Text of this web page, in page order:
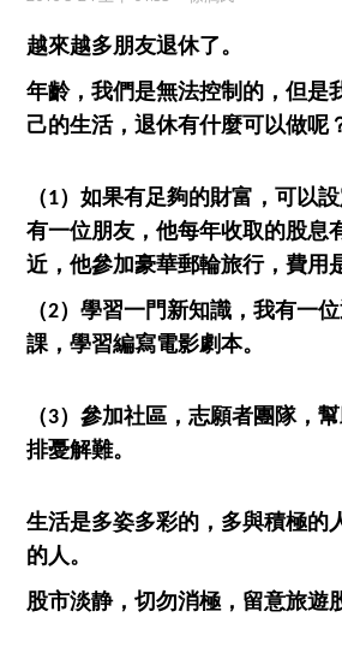
越來越多朋友退休了。
年齡，我們是無法控制的，但是
己的生活，退休有什麼可以做呢
（1）如果有足夠的財富，可以
有一位朋友，他每年收取的股息
近，他參加豪華郵輪旅行，費用
（2）學習一門新知識，我有一位
課，學習編寫電影劇本。
（3）參加社區，志願者團隊，幫
排憂解難。
生活是多姿多彩的，多與積極的
的人。
股市淡静，切勿消極， 留意旅遊